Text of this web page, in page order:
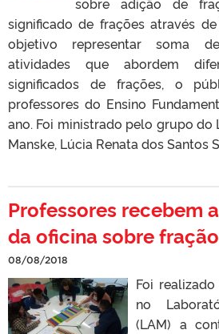
significado de frações através
objetivo representar soma
atividades que abordem
significados de frações, o
professores do Ensino
ano. Foi ministrado pelo grupo do
Manske, Lúcia Renata dos Santos
Professores recebem
da oficina sobre
08/08/2018
Foi
no
(LAM) a